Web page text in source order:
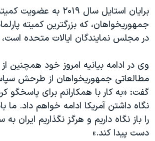
برایان استایل سال ۲۰۱۹ به
جمهوریخواهان، که بزرگترین کمیته
در مجلس نمایندگان ایالات متحده است،
وی در ادامه بیانیه امروز خود همچنین
مطالعاتی جمهوریخواهان از طرحش
گفت: «به کار با همکارانم برای پاسخگو
نگاه داشتن آمریکا ادامه خواهم داد.
را باز نگاه داریم و هرگز نگذاریم ایران
دست پیدا کند.»